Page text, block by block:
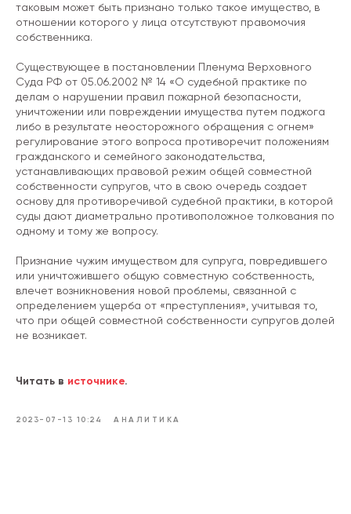
таковым может быть признано только такое имущество, в
отношении которого у лица отсутствуют правомочия
собственника.
Существующее в постановлении Пленума Верховного
Суда РФ от 05.06.2002 № 14 «О судебной практике по
делам о нарушении правил пожарной безопасности,
уничтожении или повреждении имущества путем поджога
либо в результате неосторожного обращения с огнем»
регулирование этого вопроса противоречит положениям
гражданского и семейного законодательства,
устанавливающих правовой режим общей совместной
собственности супругов, что в свою очередь создает
основу для противоречивой судебной практики, в которой
суды дают диаметрально противоположное толкования по
одному и тому же вопросу.
Признание чужим имуществом для супруга, повредившего
или уничтожившего общую совместную собственность,
влечет возникновения новой проблемы, связанной с
определением ущерба от «преступления», учитывая то,
что при общей совместной собственности супругов долей
не возникает.
Читать в источнике.
2023-07-13 10:24 АНАЛИТИКА
Меню сайта
Информ-Бюро
Мультимедиа
О Бюро
Опыт
Карьера
Команда
Контакты
Бюро в СМИ
Инфографика
Тесты
Видео